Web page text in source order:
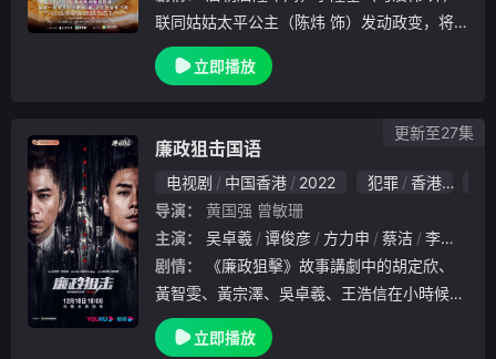
联同姑姑太平公主（陈炜 饰）发动政变，将
蚕食法统的韦皇后（米雪 饰）就地正法，拥
护相王李旦重回大统。看似重归平静的太极深
立即播放
廉政狙击国语
电视剧 中国香港 2022 犯罪 香港
导演：
黄国强 曾敏珊
主演：
吴卓羲 谭俊彦 方力申 蔡洁 李漫芬
剧情：
黃智雯、黃宗澤、吳卓羲、王浩信在小時候本
來是住在同一幢唐樓的朋友，可是因為唐樓倒
塌，眾人由此失散，在10多年後再相遇。
立即播放
更新至27集